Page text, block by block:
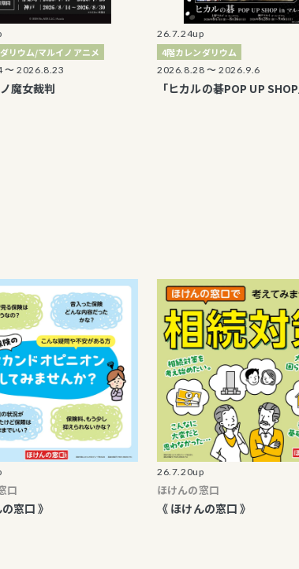
ルイノアニメ
判
26.7.24up
4階カレンダリウム
2026.8.28 〜 2026.9.6
「ヒカルの碁POP UP SHOP」
26.7.20up
ほけんの窓口
《 ほけんの窓口 》